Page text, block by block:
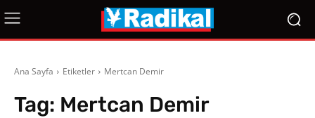
Ana Sayfa Etiketler Mertcan Demir
Tag: Mertcan Demir